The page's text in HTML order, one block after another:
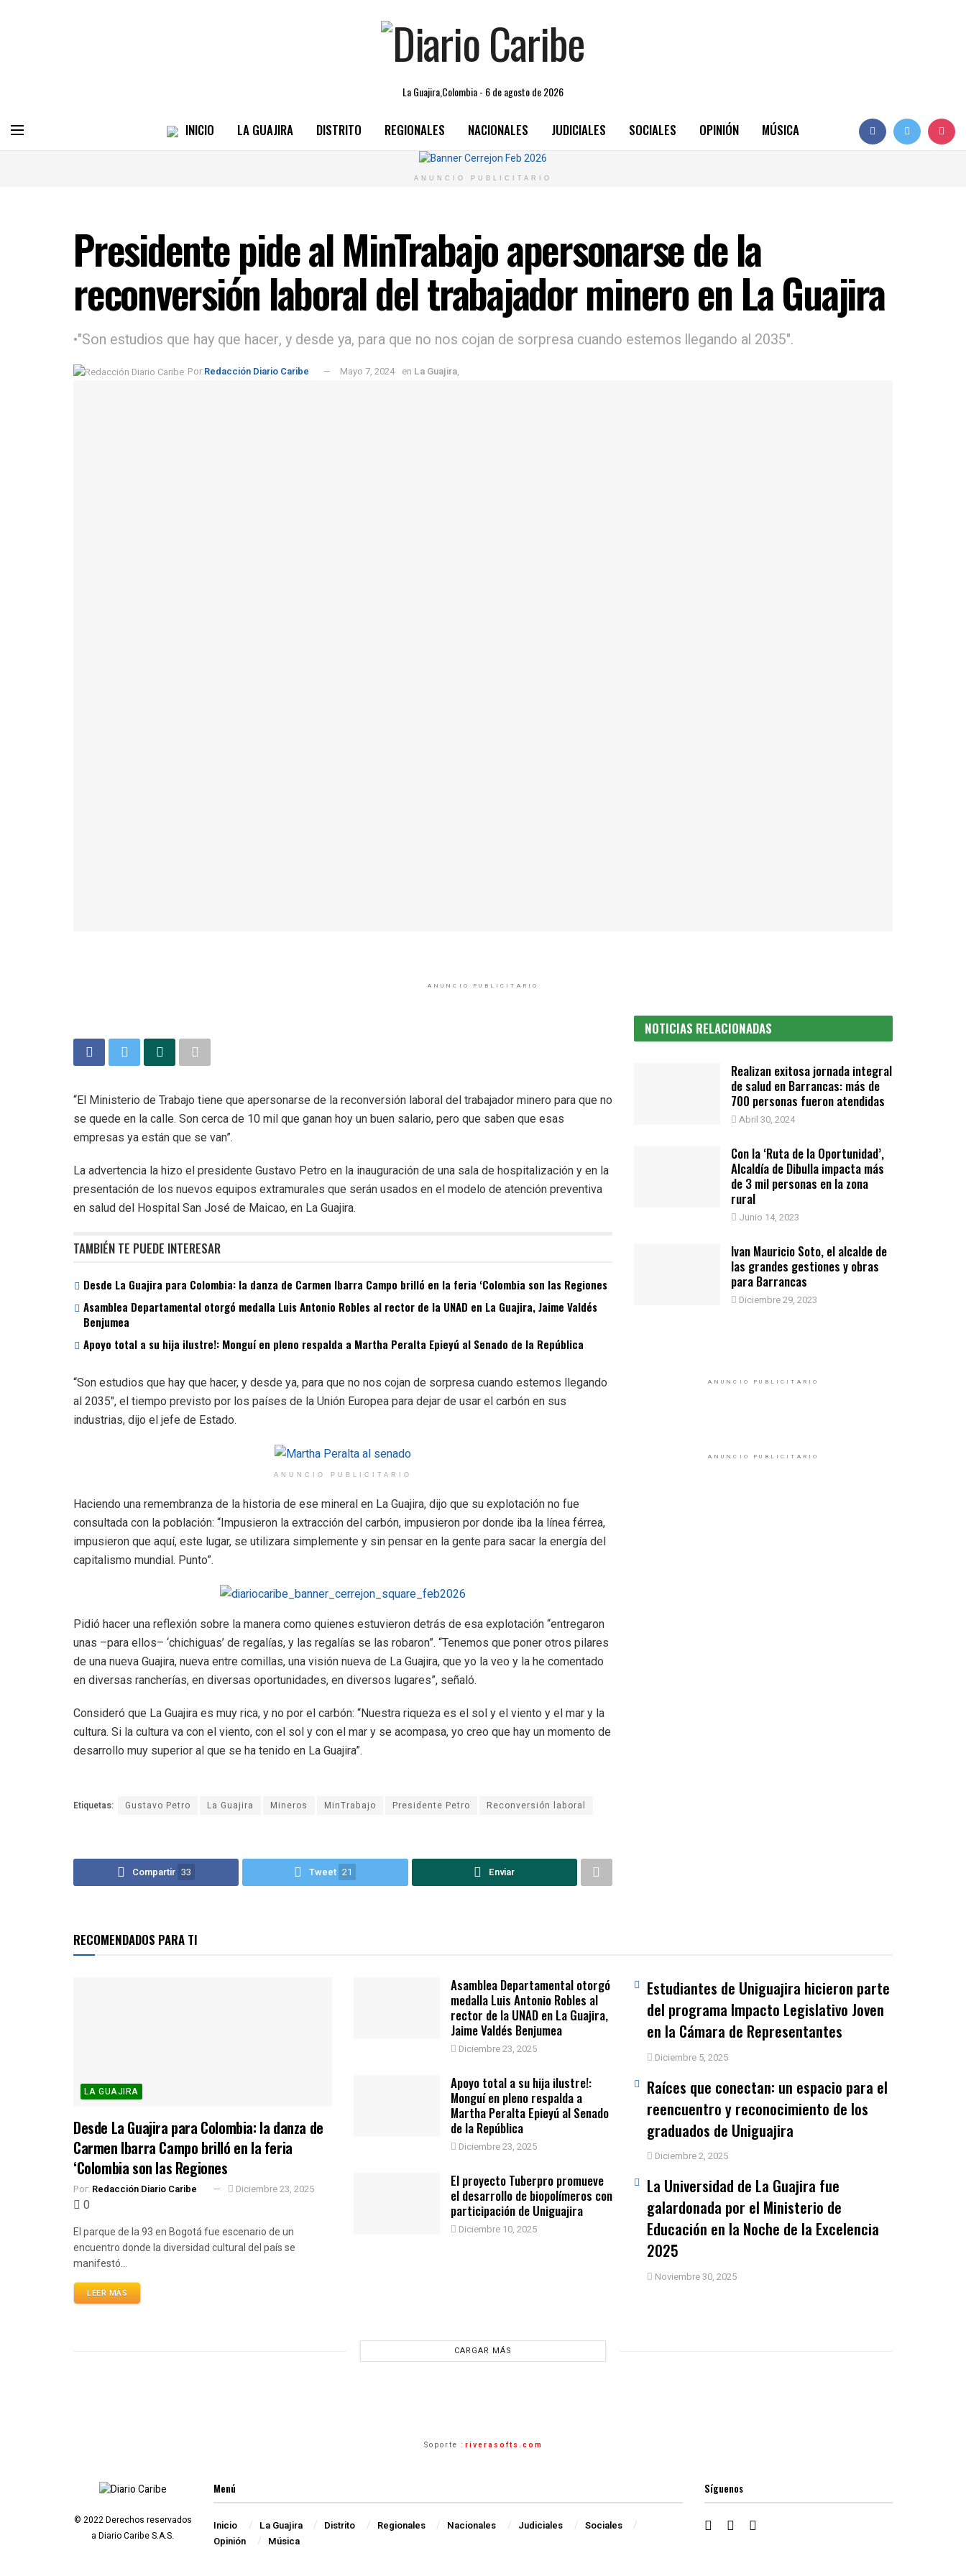
La Guajira,Colombia - 6 de agosto de 2026
INICIO LA GUAJIRA DISTRITO REGIONALES NACIONALES JUDICIALES SOCIALES OPINIÓN MÚSICA
ANUNCIO PUBLICITARIO
Presidente pide al MinTrabajo apersonarse de la
reconversión laboral del trabajador minero en La Guajira
•"Son estudios que hay que hacer, y desde ya, para que no nos cojan de sorpresa cuando estemos llegando al 2035".
Por:Redacción Diario Caribe Mayo 7, 2024 en La Guajira,
ANUNCIO PUBLICITARIO
“El Ministerio de Trabajo tiene que apersonarse de la reconversión laboral del trabajador minero para que no
se quede en la calle. Son cerca de 10 mil que ganan hoy un buen salario, pero que saben que esas
empresas ya están que se van”.
La advertencia la hizo el presidente Gustavo Petro en la inauguración de una sala de hospitalización y en la
presentación de los nuevos equipos extramurales que serán usados en el modelo de atención preventiva
en salud del Hospital San José de Maicao, en La Guajira.
TAMBIÉN TE PUEDE INTERESAR
Desde La Guajira para Colombia: la danza de Carmen Ibarra Campo brilló en la feria ‘Colombia son las Regiones
Asamblea Departamental otorgó medalla Luis Antonio Robles al rector de la UNAD en La Guajira, Jaime Valdés
Benjumea
Apoyo total a su hija ilustre!: Monguí en pleno respalda a Martha Peralta Epieyú al Senado de la República
“Son estudios que hay que hacer, y desde ya, para que no nos cojan de sorpresa cuando estemos llegando
al 2035″, el tiempo previsto por los países de la Unión Europea para dejar de usar el carbón en sus
industrias, dijo el jefe de Estado.
ANUNCIO PUBLICITARIO
Haciendo una remembranza de la historia de ese mineral en La Guajira, dijo que su explotación no fue
consultada con la población: “Impusieron la extracción del carbón, impusieron por donde iba la línea férrea,
impusieron que aquí, este lugar, se utilizara simplemente y sin pensar en la gente para sacar la energía del
capitalismo mundial. Punto”.
Pidió hacer una reflexión sobre la manera como quienes estuvieron detrás de esa explotación “entregaron
unas –para ellos– ‘chichiguas’ de regalías, y las regalías se las robaron”. “Tenemos que poner otros pilares
de una nueva Guajira, nueva entre comillas, una visión nueva de La Guajira, que yo la veo y la he comentado
en diversas rancherías, en diversas oportunidades, en diversos lugares”, señaló.
Consideró que La Guajira es muy rica, y no por el carbón: “Nuestra riqueza es el sol y el viento y el mar y la
cultura. Si la cultura va con el viento, con el sol y con el mar y se acompasa, yo creo que hay un momento de
desarrollo muy superior al que se ha tenido en La Guajira”.
Etiquetas: Gustavo Petro La Guajira Mineros MinTrabajo Presidente Petro Reconversión laboral
Compartir 33 Tweet 21 Enviar
NOTICIAS RELACIONADAS
Realizan exitosa jornada integral
de salud en Barrancas: más de
700 personas fueron atendidas
Abril 30, 2024
Con la ‘Ruta de la Oportunidad’,
Alcaldía de Dibulla impacta más
de 3 mil personas en la zona
rural
Junio 14, 2023
Ivan Mauricio Soto, el alcalde de
las grandes gestiones y obras
para Barrancas
Diciembre 29, 2023
ANUNCIO PUBLICITARIO
ANUNCIO PUBLICITARIO
RECOMENDADOS PARA TI
LA GUAJIRA
Desde La Guajira para Colombia: la danza de
Carmen Ibarra Campo brilló en la feria
‘Colombia son las Regiones
Por: Redacción Diario Caribe Diciembre 23, 2025
0
El parque de la 93 en Bogotá fue escenario de un
encuentro donde la diversidad cultural del país se
manifestó...
LEER MÁS
Asamblea Departamental otorgó
medalla Luis Antonio Robles al
rector de la UNAD en La Guajira,
Jaime Valdés Benjumea
Diciembre 23, 2025
Apoyo total a su hija ilustre!:
Monguí en pleno respalda a
Martha Peralta Epieyú al Senado
de la República
Diciembre 23, 2025
El proyecto Tuberpro promueve
el desarrollo de biopolímeros con
participación de Uniguajira
Diciembre 10, 2025
Estudiantes de Uniguajira hicieron parte
del programa Impacto Legislativo Joven
en la Cámara de Representantes
Diciembre 5, 2025
Raíces que conectan: un espacio para el
reencuentro y reconocimiento de los
graduados de Uniguajira
Diciembre 2, 2025
La Universidad de La Guajira fue
galardonada por el Ministerio de
Educación en la Noche de la Excelencia
2025
Noviembre 30, 2025
CARGAR MÁS
Soporte : riverasofts.com
© 2022 Derechos reservados
a Diario Caribe S.A.S.
Menú
Inicio La Guajira Distrito Regionales Nacionales Judiciales
Sociales
Opinión
Música
Síguenos